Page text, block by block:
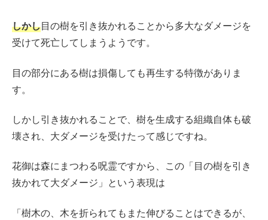
しかし目の樹を引き抜かれることから多大なダメージを
受けて死亡してしまうようです。
目の部分にある樹は損傷しても再生する特徴がありま
す。
しかし引き抜かれることで、樹を生成する組織自体も破
壊され、大ダメージを受けたって感じですね。
花御は森にまつわる呪霊ですから、この「目の樹を引き
抜かれて大ダメージ」という表現は
「樹木の、木を折られてもまた伸びることはできるが、